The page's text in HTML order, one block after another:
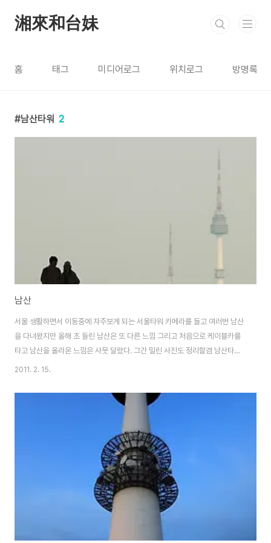
湘來和台妹
홈 태그 미디어로그 위치로그 방명록
남산타워 2
남산
서울 생활하면서 이동중에 자주보게 되는 서울타워 카메라를 들고 여러번 남산
을 다녀왔지만 올해 초 들린 남산은 또 다른 느낌 그리고 처음으로 케이블카를
타고 남산을 올라온 느낌은 사뭇 달랐다. 그간 밀린 사진도 정리할겸 남산타워
몇장 보정완료
2011. 2. 15.